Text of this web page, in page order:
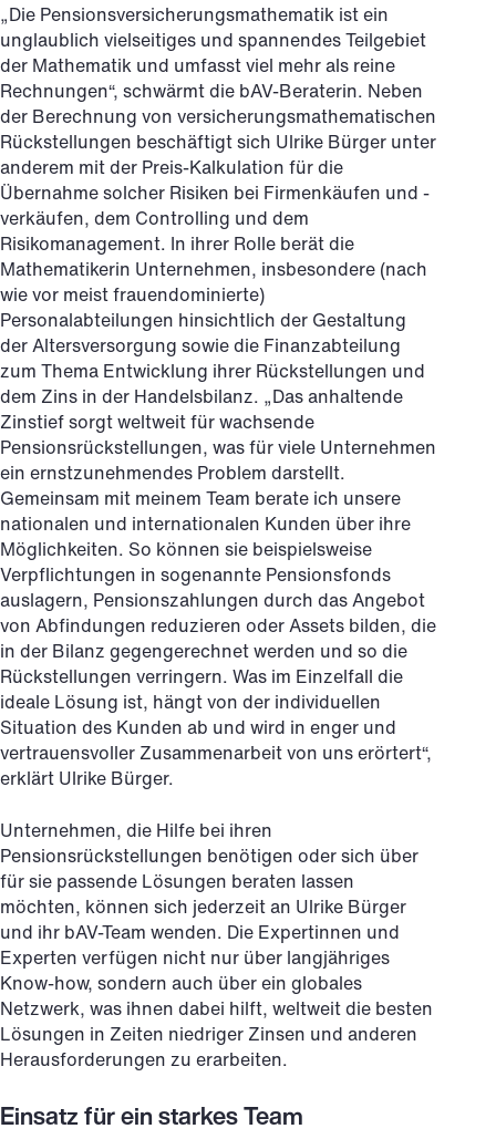
„Die Pensionsversicherungsmathematik ist ein
unglaublich vielseitiges und spannendes Teilgebiet
der Mathematik und umfasst viel mehr als reine
Rechnungen“, schwärmt die bAV-Beraterin. Neben
der Berechnung von versicherungsmathematischen
Rückstellungen beschäftigt sich Ulrike Bürger unter
anderem mit der Preis-Kalkulation für die
Übernahme solcher Risiken bei Firmenkäufen und -
verkäufen, dem Controlling und dem
Risikomanagement. In ihrer Rolle berät die
Mathematikerin Unternehmen, insbesondere (nach
wie vor meist frauendominierte)
Personalabteilungen hinsichtlich der Gestaltung
der Altersversorgung sowie die Finanzabteilung
zum Thema Entwicklung ihrer Rückstellungen und
dem Zins in der Handelsbilanz. „Das anhaltende
Zinstief sorgt weltweit für wachsende
Pensionsrückstellungen, was für viele Unternehmen
ein ernstzunehmendes Problem darstellt.
Gemeinsam mit meinem Team berate ich unsere
nationalen und internationalen Kunden über ihre
Möglichkeiten. So können sie beispielsweise
Verpflichtungen in sogenannte Pensionsfonds
auslagern, Pensionszahlungen durch das Angebot
von Abfindungen reduzieren oder Assets bilden, die
in der Bilanz gegengerechnet werden und so die
Rückstellungen verringern. Was im Einzelfall die
ideale Lösung ist, hängt von der individuellen
Situation des Kunden ab und wird in enger und
vertrauensvoller Zusammenarbeit von uns erörtert“,
erklärt Ulrike Bürger.
Unternehmen, die Hilfe bei ihren
Pensionsrückstellungen benötigen oder sich über
für sie passende Lösungen beraten lassen
möchten, können sich jederzeit an Ulrike Bürger
und ihr bAV-Team wenden. Die Expertinnen und
Experten verfügen nicht nur über langjähriges
Know-how, sondern auch über ein globales
Netzwerk, was ihnen dabei hilft, weltweit die besten
Lösungen in Zeiten niedriger Zinsen und anderen
Herausforderungen zu erarbeiten.
Einsatz für ein starkes Team